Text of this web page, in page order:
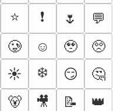
⭐ ❗ 🌷
💬
🥲 ☺️ 🥹
🥺
☀️ ❄️ 😏
🤔
🐻 🎥 📝
👑